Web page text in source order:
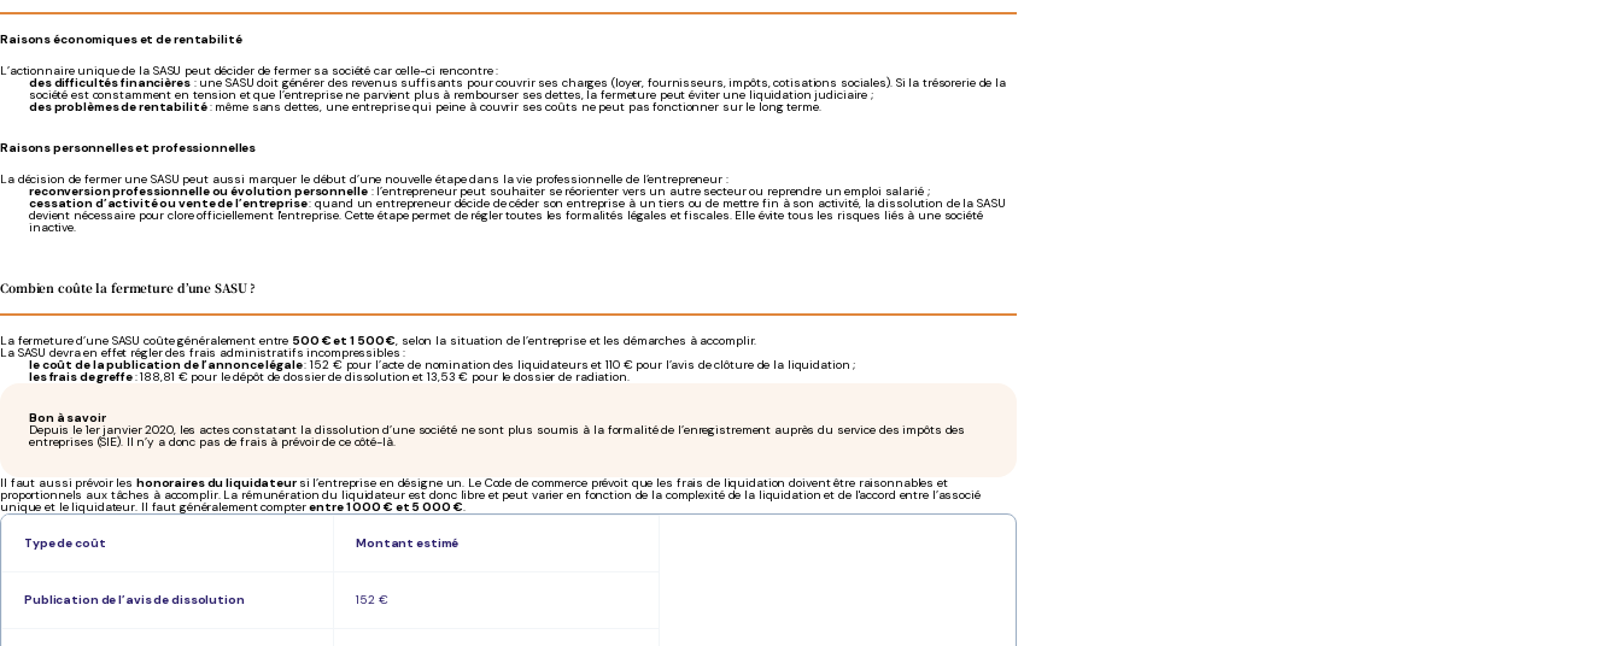
Raisons économiques et de rentabilité
L’actionnaire unique de la SASU peut décider de fermer sa société car celle-ci rencontre :
des difficultés financières: une SASU doit générer des revenus suffisants pour couvrir ses charges (loyer, fournisseurs, impôts, cotisations sociales). Si la trésorerie de la
société est constamment en tension et que l’entreprise ne parvient plus à rembourser ses dettes, la fermeture peut éviter une liquidation judiciaire ;
des problèmes de rentabilité: même sans dettes, une entreprise qui peine à couvrir ses coûts ne peut pas fonctionner sur le long terme.
Raisons personnelles et professionnelles
La décision de fermer une SASU peut aussi marquer le début d’une nouvelle étape dans la vie professionnelle de l’entrepreneur :
reconversion professionnelle ou évolution personnelle: l’entrepreneur peut souhaiter se réorienter vers un autre secteur ou reprendre un emploi salarié ;
cessation d’activité ou vente de l’entreprise: quand un entrepreneur décide de céder son entreprise à un tiers ou de mettre fin à son activité, la dissolution de la SASU
devient nécessaire pour clore officiellement l'entreprise. Cette étape permet de régler toutes les formalités légales et fiscales. Elle évite tous les risques liés à une société
inactive.
Combien coûte la fermeture d’une SASU ?
La fermeture d’une SASU coûte généralement entre 500 € et 1 500 €, selon la situation de l’entreprise et les démarches à accomplir.
La SASU devra en effet régler des frais administratifs incompressibles :
le coût de la publication de l’annonce légale: 152 € pour l’acte de nomination des liquidateurs et 110 € pour l’avis de clôture de la liquidation ;
les frais de greffe: 188,81 € pour le dépôt de dossier de dissolution et 13,53 € pour le dossier de radiation.
Bon à savoir
Depuis le 1er janvier 2020, les actes constatant la dissolution d’une société ne sont plus soumis à la formalité de l’enregistrement auprès du service des impôts des
entreprises (SIE). Il n’y a donc pas de frais à prévoir de ce côté-là.
Il faut aussi prévoir les honoraires du liquidateur si l’entreprise en désigne un. Le Code de commerce prévoit que les frais de liquidation doivent être raisonnables et
proportionnels aux tâches à accomplir. La rémunération du liquidateur est donc libre et peut varier en fonction de la complexité de la liquidation et de l'accord entre l’associé
unique et le liquidateur. Il faut généralement compterentre 1 000 € et 5 000 €.
Type de coût Montant estimé
Publication de l’avis de dissolution 152 €